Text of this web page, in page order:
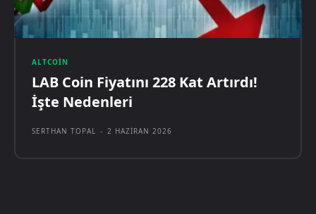
ALTCOIN
LAB Coin Fiyatını 228 Kat Artırdı!
İşte Nedenleri
SERTHAN TOPAL - 2 HAZIRAN 2026